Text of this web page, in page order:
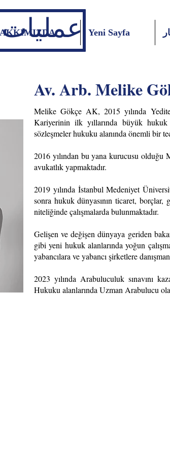
عمليات Yeni Sayfa
Av. Arb. Melike
Melike Gökçe AK, 2015 yılında
Kariyerinin ilk yıllarında büyük hukuk
sözleşmeler hukuku alanında önemli bir
2016 yılından bu yana kurucusu olduğu
avukatlık yapmaktadır.
2019 yılında İstanbul Medeniyet
sonra hukuk dünyasının ticaret,
niteliğinde çalışmalarda bulunmaktadır.
Gelişen ve değişen dünyaya geriden
gibi yeni hukuk alanlarında yoğun
yabancılara ve yabancı şirketlere
2023 yılında Arabuluculuk sınavını
Hukuku alanlarında Uzman Arabulucu